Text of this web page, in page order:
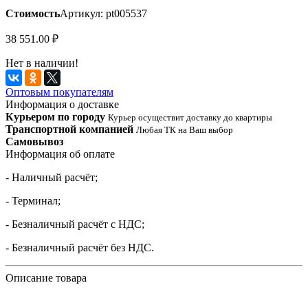
СтоимостьАртикул: pt005537
38 551.00 ₽
Нет в наличии!
Оптовым покупателям
Информация о доставке
Курьером по городу Курьер осуществит доставку до квартиры
Транспортной компанией Любая ТК на Ваш выбор
Самовывоз
Информация об оплате
- Наличный расчёт;
- Терминал;
- Безналичный расчёт с НДС;
- Безналичный расчёт без НДС.
Описание товара